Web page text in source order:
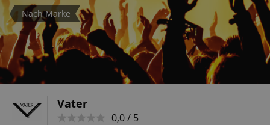
Nach Marke
Vater
0,0 / 5